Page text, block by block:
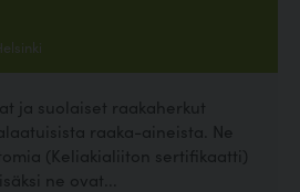
ja suolaiset raakaherkut
raaka-aineista. Ne
(Keliakialiiton sertifikaatti)
ne ovat...